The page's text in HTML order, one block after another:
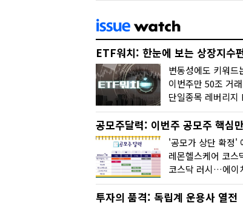
ETF워치: 한눈에 보는 상장지수
공모주달력: 이번주 공모주 핵심
투자의 품격: 독립계 운용사 열전